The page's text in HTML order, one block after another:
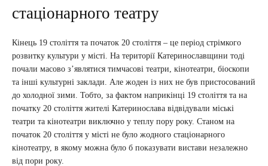
стаціонарного театру
Кінець 19 століття та початок 20 століття – це період стрімкого
розвитку культури у місті. На території Катеринославщини тоді
почали масово з’являтися тимчасові театри, кінотеатри, біоскопи
та інші культурні заклади. Але жоден із них не був пристосований
до холодної зими. Тобто, за фактом наприкінці 19 століття та на
початку 20 століття жителі Катеринослава відвідували міські
театри та кінотеатри виключно у теплу пору року. Станом на
початок 20 століття у місті не було жодного стаціонарного
кінотеатру, в якому можна було б показувати вистави незалежно
від пори року.